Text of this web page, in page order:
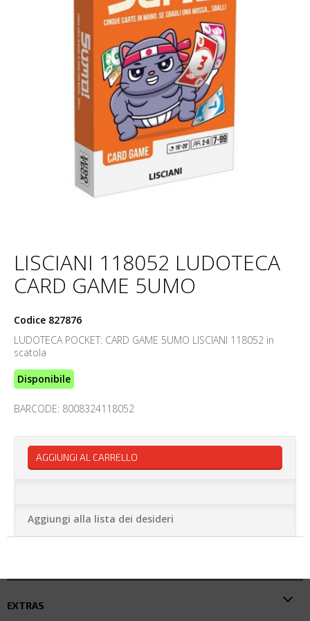
LISCIANI 118052 LUDOTECA
CARD GAME 5UMO
Codice 827876
LUDOTECA POCKET: CARD GAME 5UMO LISCIANI 118052 in
scatola
Disponibile
BARCODE: 8008324118052
AGGIUNGI AL CARRELLO
Aggiungi alla lista dei desideri
EXTRAS